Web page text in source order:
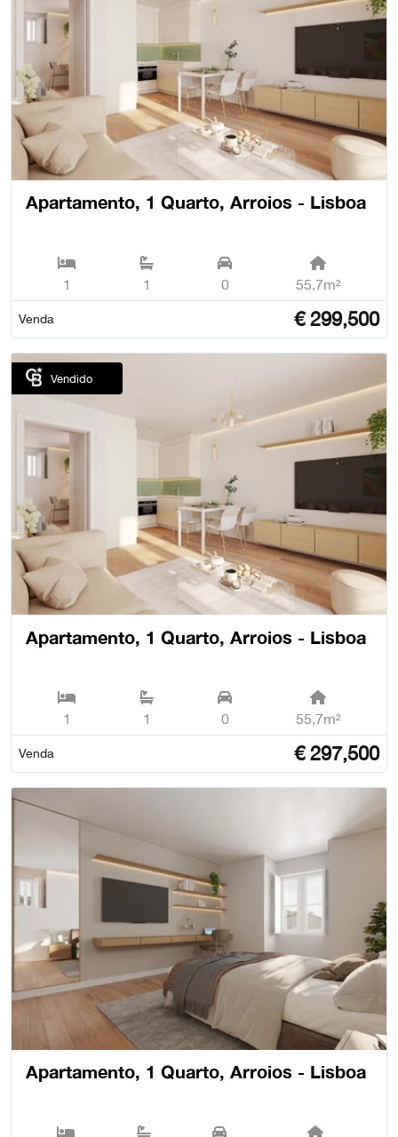
Apartamento, 1 Quarto, Arroios - Lisboa
1 1 0 55,7m²
Venda €299,500
Vendido
Apartamento, 1 Quarto, Arroios - Lisboa
1 1 0 55,7m²
Venda €297,500
Apartamento, 1 Quarto, Arroios - Lisboa